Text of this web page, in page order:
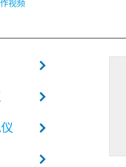
视频